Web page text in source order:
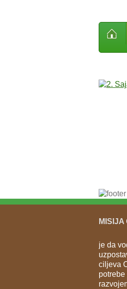
MISIJA
je da
ciljeva